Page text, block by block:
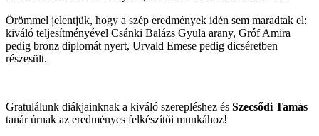
Örömmel jelentjük, hogy a szép eredmények idén sem maradtak el:
kiváló teljesítményével Csánki Balázs Gyula arany, Gróf Amira
pedig bronz diplomát nyert, Urvald Emese pedig dicséretben
részesült.
Gratulálunk diákjainknak a kiváló szerepléshez és Szecsődi Tamás
tanár úrnak az eredményes felkészítői munkához!